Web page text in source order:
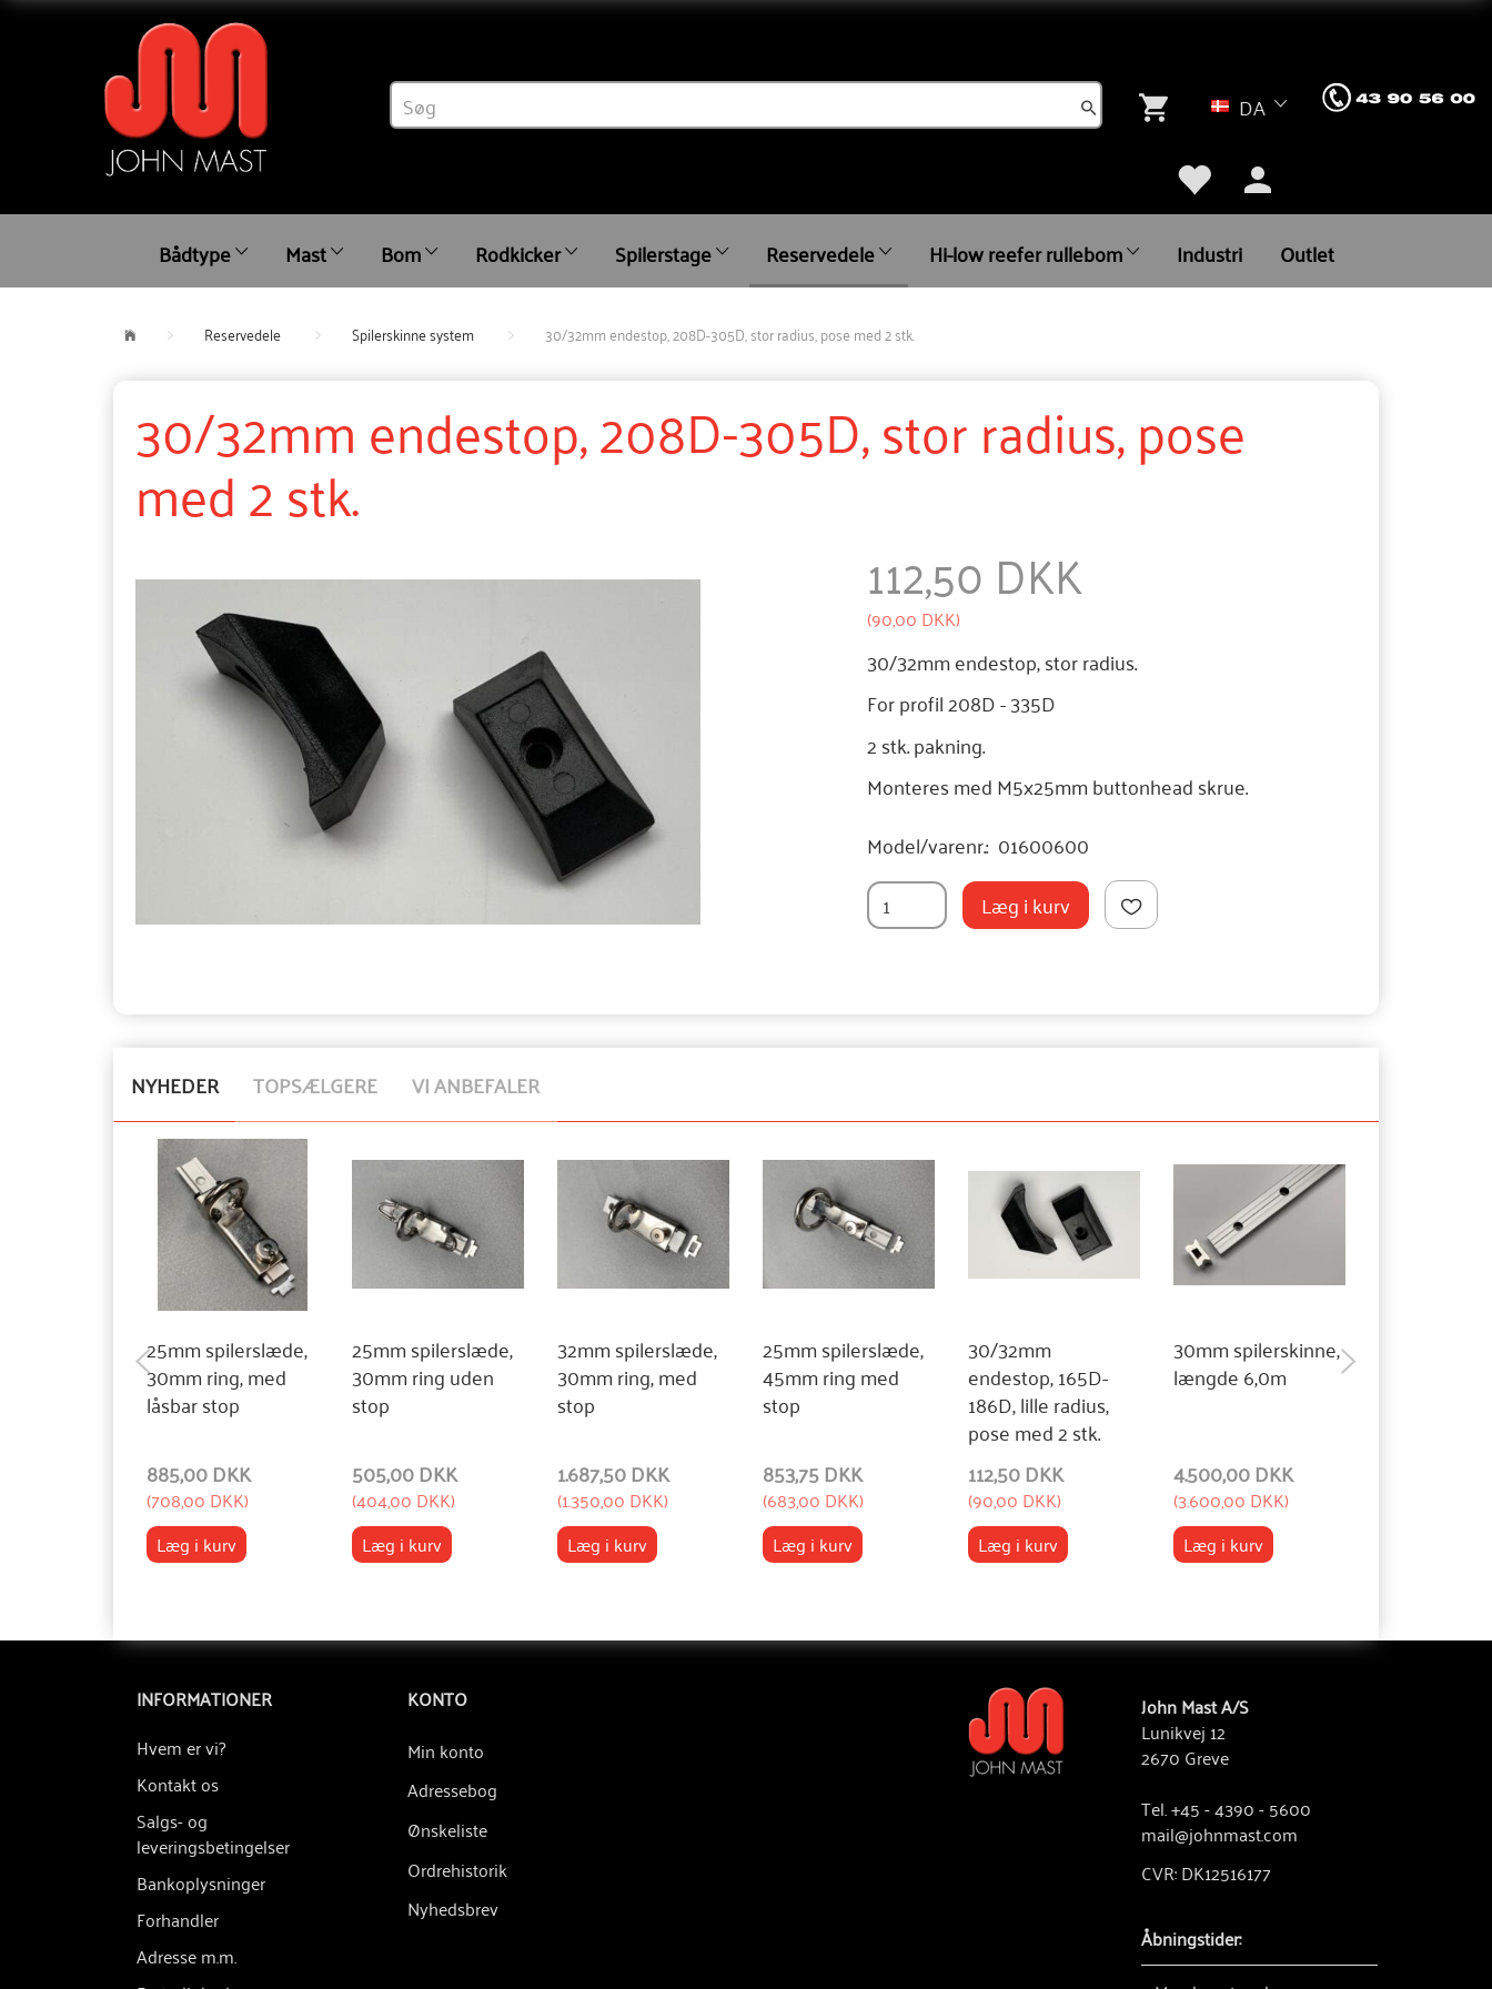
DA
Bådtype Mast Bom Rodkicker Spilerstage Reservedele Hi-low reefer rullebom Industri Outlet
Reservedele Spilerskinne system 30/32mm endestop, 208D-305D, stor radius, pose med 2 stk.
30/32mm endestop, 208D-305D, stor radius, pose
med 2 stk.
112,50 DKK
(90,00 DKK)
30/32mm endestop, stor radius.
For profil 208D - 335D
2 stk. pakning.
Monteres med M5x25mm buttonhead skrue.
Model/varenr.: 01600600
Læg i kurv
NYHEDER TOPSÆLGERE VI ANBEFALER
25mm spilerslæde,
30mm ring, med
låsbar stop
885,00 DKK
(708,00 DKK)
Læg i kurv
25mm spilerslæde,
30mm ring uden
stop
505,00 DKK
(404,00 DKK)
Læg i kurv
32mm spilerslæde,
30mm ring, med
stop
1.687,50 DKK
(1.350,00 DKK)
Læg i kurv
25mm spilerslæde,
45mm ring med
stop
853,75 DKK
(683,00 DKK)
Læg i kurv
30/32mm
endestop, 165D-
186D, lille radius,
pose med 2 stk.
112,50 DKK
(90,00 DKK)
Læg i kurv
30mm spilerskinne,
længde 6,0m
4.500,00 DKK
(3.600,00 DKK)
Læg i kurv
INFORMATIONER
Hvem er vi?
Kontakt os
Salgs- og
leveringsbetingelser
Bankoplysninger
Forhandler
Adresse m.m.
KONTO
Min konto
Adressebog
Ønskeliste
Ordrehistorik
Nyhedsbrev
John Mast A/S
Lunikvej 12
2670 Greve
Tel. +45 - 4390 - 5600
mail@johnmast.com
CVR: DK12516177
Åbningstider: